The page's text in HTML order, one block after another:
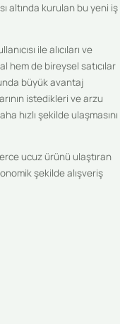
altında kurulan bu yeni iş
ile alıcıları ve
hem de bireysel satıcılar
büyük avantaj
istedikleri ve arzu
hızlı şekilde ulaşmasını
ucuz ürünü ulaştıran
şekilde alışveriş